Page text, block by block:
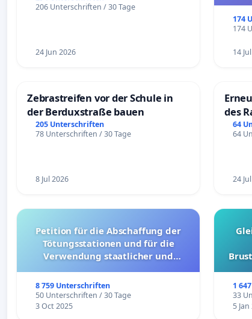
206 Unterschriften / 30 Tage
24 Jun 2026
174
174
14
Zebrastreifen vor der Schule in
der Berduxstraße bauen
205 Unterschriften
78 Unterschriften / 30 Tage
8 Jul 2026
des
64
64
24
Petition für die Abschaffung der
Tötungsstationen und für die
Verwendung staatlicher und
8 759 Unterschriften
50 Unterschriften / 30 Tage
3 Oct 2025
1
33
5